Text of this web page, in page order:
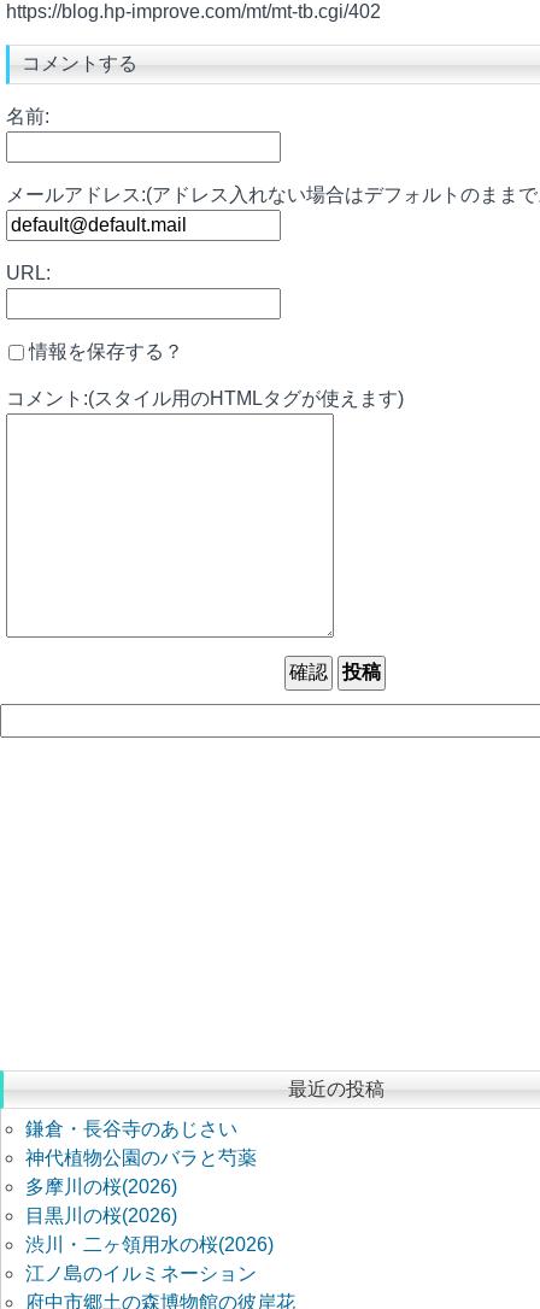
https://blog.hp-improve.com/mt/mt-tb.cgi/402
コメントする
名前:
メールアドレス:(アドレス入れない場合はデフォルトのまま
URL:
情報を保存する？
コメント:(スタイル用のHTMLタグが使えます)
最近の投稿
鎌倉・長谷寺のあじさい
神代植物公園のバラと芍薬
多摩川の桜(2026)
目黒川の桜(2026)
渋川・二ヶ領用水の桜(2026)
江ノ島のイルミネーション
府中市郷土の森博物館の彼岸花